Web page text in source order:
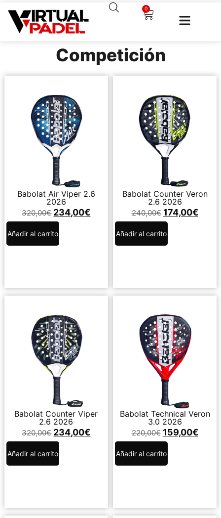
0
Competición
Babolat Air Viper 2.6
2026
320,00€ 234,00€
Añadir al carrito
Babolat Counter Veron
2.6 2026
240,00€ 174,00€
Añadir al carrito
Babolat Counter Viper
2.6 2026
320,00€ 234,00€
Añadir al carrito
Babolat Technical Veron
3.0 2026
220,00€ 159,00€
Añadir al carrito